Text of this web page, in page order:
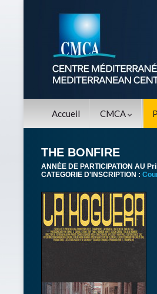
Accueil CMCA
THE BONFIRE
ANNÈE DE PARTICIPATION AU
CATEGORIE D'INSCRIPTION :